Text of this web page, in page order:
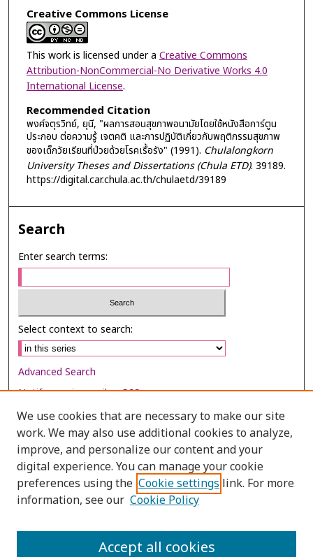
Creative Commons License
This work is licensed under a Creative Commons
Attribution-NonCommercial-No Derivative Works 4.0
International License.
Recommended Citation
พงศ์จตุรวิทย์, ยุนี, "ผลการสอนสุขภาพอนามัยโดยใช้หนังสือการ์ตูน
ประกอบ ต่อความรู้ เจตคติ และการปฏิบัติเกี่ยวกับพฤติกรรมสุขภาพ
ของเด็กวัยเรียนที่ป่วยด้วยโรคเรื้อรัง" (1991). Chulalongkorn
University Theses and Dissertations (Chula ETD). 39189.
https://digital.car.chula.ac.th/chulaetd/39189
Search
Enter search terms:
Select context to search:
Advanced Search
Notify me via email orRSS
Browse
Collections
Disciplines
Authors
We use cookies that are necessary to make our site
work. We may also use additional cookies to analyze,
improve, and personalize our content and your
digital experience. You can manage your cookie
preferences using the Cookie settings link. For more
information, see our Cookie Policy
Accept all cookies